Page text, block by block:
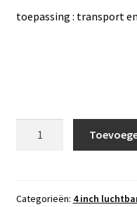
toepassing : transport
mm
Categorieën: 4 inch